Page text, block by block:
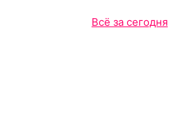
Всё за сегодня